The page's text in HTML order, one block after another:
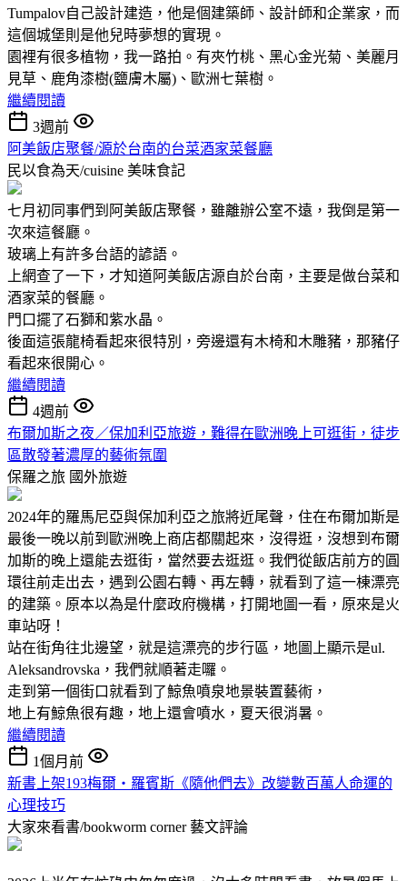
Tumpalov自己設計建造，他是個建築師、設計師和企業家，而
這個城堡則是他兒時夢想的實現。
園裡有很多植物，我一路拍。有夾竹桃、黑心金光菊、美麗月
見草、鹿角漆樹(鹽膚木屬)、歐洲七葉樹。
繼續閱讀
3週前
阿美飯店聚餐/源於台南的台菜酒家菜餐廳
民以食為天/cuisine 美味食記
七月初同事們到阿美飯店聚餐，雖離辦公室不遠，我倒是第一
次來這餐廳。
玻璃上有許多台語的諺語。
上網查了一下，才知道阿美飯店源自於台南，主要是做台菜和
酒家菜的餐廳。
門口擺了石獅和紫水晶。
後面這張龍椅看起來很特別，旁邊還有木椅和木雕豬，那豬仔
看起來很開心。
繼續閱讀
4週前
布爾加斯之夜／保加利亞旅遊，難得在歐洲晚上可逛街，徒步
區散發著濃厚的藝術氛圍
保羅之旅 國外旅遊
2024年的羅馬尼亞與保加利亞之旅將近尾聲，住在布爾加斯是
最後一晚以前到歐洲晚上商店都關起來，沒得逛，沒想到布爾
加斯的晚上還能去逛街，當然要去逛逛。我們從飯店前方的圓
環往前走出去，遇到公園右轉、再左轉，就看到了這一棟漂亮
的建築。原本以為是什麼政府機構，打開地圖一看，原來是火
車站呀！
站在街角往北邊望，就是這漂亮的步行區，地圖上顯示是ul.
Aleksandrovska，我們就順著走囉。
走到第一個街口就看到了鯨魚噴泉地景裝置藝術，
地上有鯨魚很有趣，地上還會噴水，夏天很消暑。
繼續閱讀
1個月前
新書上架193梅爾‧羅賓斯《隨他們去》改變數百萬人命運的
心理技巧
大家來看書/bookworm corner藝文評論